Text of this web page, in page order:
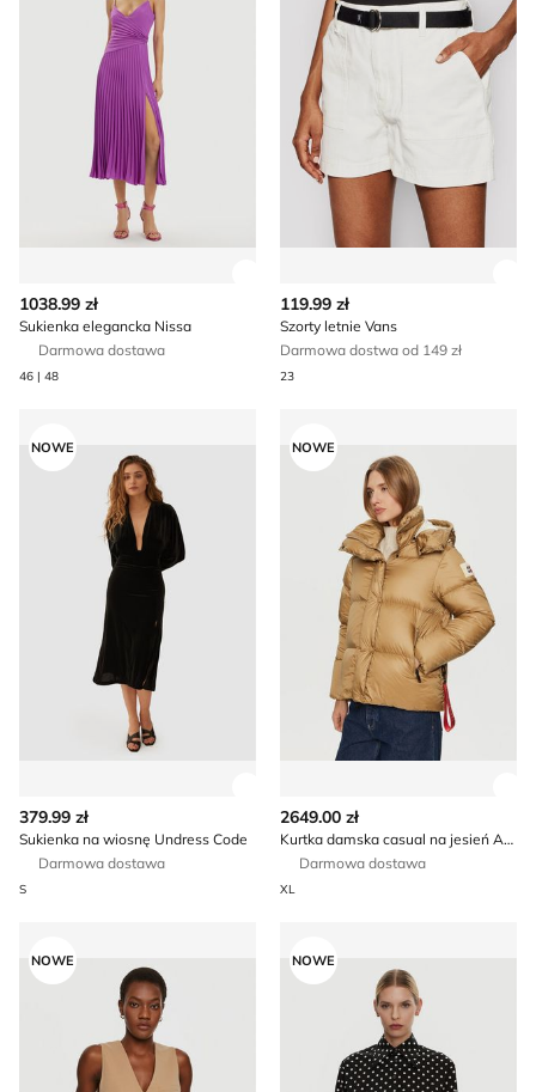
1038.99 zł
Sukienka elegancka Nissa
Darmowa dostawa
46 | 48
119.99 zł
Szorty letnie Vans
Darmowa dostwa od 149 zł
23
NOWE
379.99 zł
Sukienka na wiosnę Undress Code
Darmowa dostawa
S
NOWE
2649.00 zł
Kurtka damska casual na jesień After Label
Darmowa dostawa
XL
NOWE NOWE